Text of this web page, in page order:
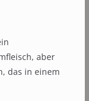
aber
das in einem